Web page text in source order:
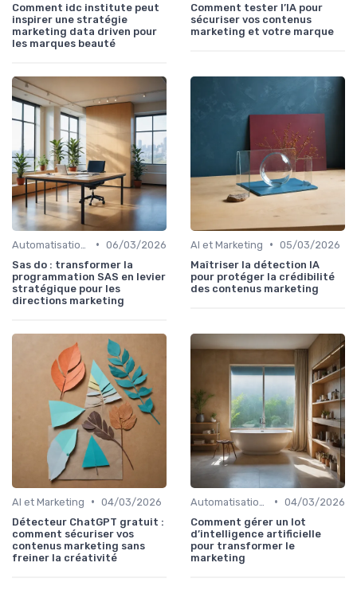
Comment idc institute peut
inspirer une stratégie
marketing data driven pour
les marques beauté
Comment tester l’IA pour
sécuriser vos contenus
marketing et votre marque
• 06/03/2026
Sas do : transformer la
programmation SAS en levier
stratégique pour les
directions marketing
AI et Marketing • 05/03/2026
Maîtriser la détection IA
pour protéger la crédibilité
des contenus marketing
AI et Marketing • 04/03/2026
Détecteur ChatGPT gratuit :
comment sécuriser vos
contenus marketing sans
freiner la créativité
• 04/03/2026
Comment gérer un lot
d’intelligence artificielle
pour transformer le
marketing